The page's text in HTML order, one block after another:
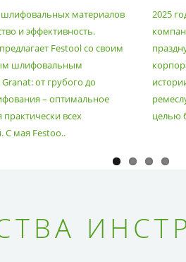
материалов
и эффективность.
Festool со своим
шлифовальным
от грубого до
– оптимальное
всех
С мая Festoo..
2025
целью